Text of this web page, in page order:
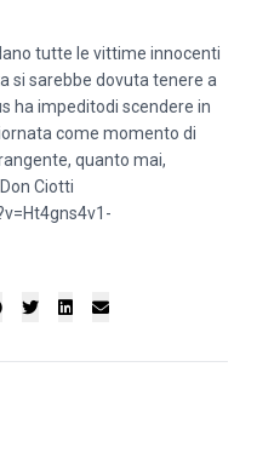
tutte le vittime innocenti
si sarebbe dovuta tenere a
ha impeditodi scendere in
come momento di
quanto mai,
Ciotti